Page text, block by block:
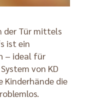
der Tür mittels
ist ein
– ideal für
von KD
die